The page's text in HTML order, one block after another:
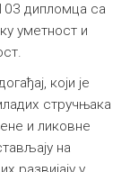
дипломца са
уметност и
који је
стручњака
и ликовне
на